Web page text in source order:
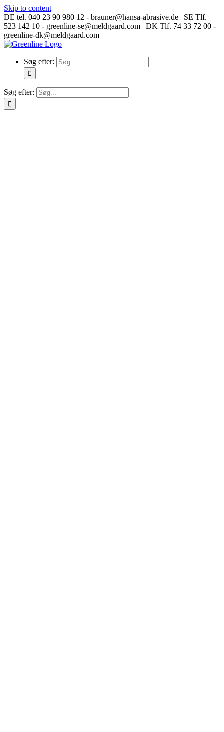
Skip to content
DE tel. 040 23 90 980 12 - brauner@hansa-abrasive.de | SE Tlf.
523 142 10 - greenline-se@meldgaard.com | DK Tlf. 74 33 72 00 -
greenline-dk@meldgaard.com|
Søg efter:
Søg efter: